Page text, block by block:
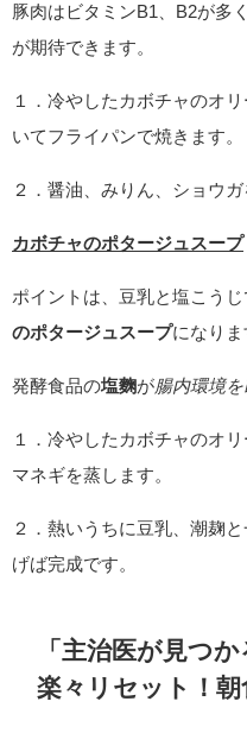
豚肉はビタミンB1、B2が多
が期待できます。
１．冷やしたカボチャのオ
いてフライパンで焼きます。
２．醤油、みりん、ショウ
カボチャのポタージュスープ
ポイントは、豆乳と塩こう
のポタージュスープになりま
発酵食品の塩麴が腸内環境
１．冷やしたカボチャのオ
マネギを蒸します。
２．熱いうちに豆乳、潮麹
げば完成です。
「主治医が見つ
楽々リセット！朝